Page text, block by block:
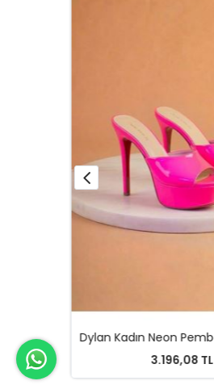
Lulu Beyaz Kadın Yüksek Topuklu Ayakkabı
3.196,08 TL